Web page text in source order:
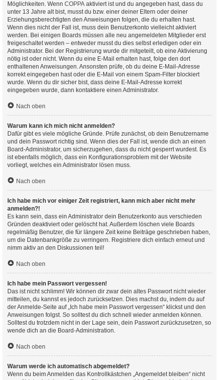
Möglichkeiten. Wenn COPPA aktiviert ist und du angegeben hast, dass du
unter 13 Jahre alt bist, musst du bzw. einer deiner Eltern oder deiner
Erziehungsberechtigten den Anweisungen folgen, die du erhalten hast.
Wenn dies nicht der Fall ist, muss dein Benutzerkonto vielleicht aktiviert
werden. Bei einigen Boards müssen alle neu angemeldeten Mitglieder erst
freigeschaltet werden – entweder musst du dies selbst erledigen oder ein
Administrator. Bei der Registrierung wurde dir mitgeteilt, ob eine Aktivierung
nötig ist oder nicht. Wenn du eine E-Mail erhalten hast, folge den dort
enthaltenen Anweisungen. Ansonsten prüfe, ob du deine E-Mail-Adresse
korrekt eingegeben hast oder die E-Mail von einem Spam-Filter blockiert
wurde. Wenn du dir sicher bist, dass deine E-Mail-Adresse korrekt
eingegeben wurde, dann kontaktiere einen Administrator.
Nach oben
Warum kann ich mich nicht anmelden?
Dafür gibt es viele mögliche Gründe. Prüfe zunächst, ob dein Benutzername
und dein Passwort richtig sind. Wenn dies der Fall ist, wende dich an einen
Board-Administrator, um sicherzugehen, dass du nicht gesperrt wurdest. Es
ist ebenfalls möglich, dass ein Konfigurationsproblem mit der Website
vorliegt, welches ein Administrator lösen muss.
Nach oben
Ich habe mich vor einiger Zeit registriert, kann mich aber nicht mehr
anmelden?!
Es kann sein, dass ein Administrator dein Benutzerkonto aus verschieden
Gründen deaktiviert oder gelöscht hat. Außerdem löschen viele Boards
regelmäßig Benutzer, die für längere Zeit keine Beiträge geschrieben haben,
um die Datenbankgröße zu verringern. Registriere dich einfach erneut und
nimm aktiv an den Diskussionen teil!
Nach oben
Ich habe mein Passwort vergessen!
Das ist nicht schlimm! Wir können dir zwar dein altes Passwort nicht wieder
mitteilen, du kannst es jedoch zurücksetzen. Dies machst du, indem du auf
der Anmelde-Seite auf „Ich habe mein Passwort vergessen“ klickst und den
Anweisungen folgst. So solltest du dich schnell wieder anmelden können.
Solltest du trotzdem nicht in der Lage sein, dein Passwort zurückzusetzen, so
wende dich an die Board-Administration.
Nach oben
Warum werde ich automatisch abgemeldet?
Wenn du beim Anmelden das Kontrollkästchen „Angemeldet bleiben“ nicht